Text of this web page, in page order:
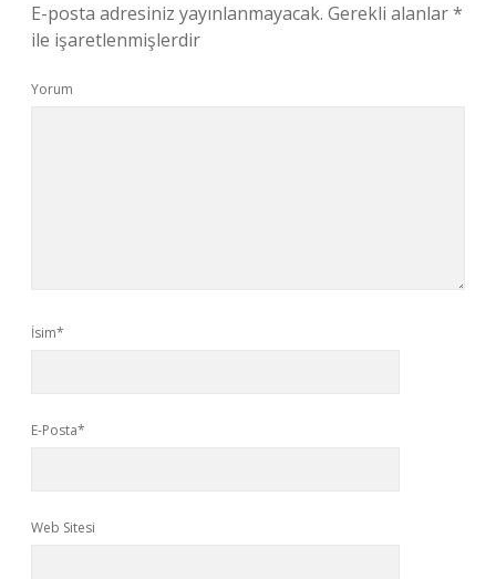
E-posta adresiniz yayınlanmayacak. Gerekli alanlar*
ile işaretlenmişlerdir
Yorum
İsim*
E-Posta*
Web Sitesi